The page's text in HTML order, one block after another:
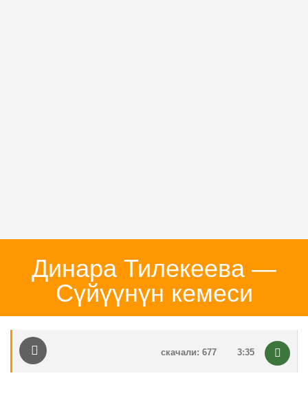
Динара Тилекеева —
Сүйүүнүн кемеси
3:35
скачали: 677